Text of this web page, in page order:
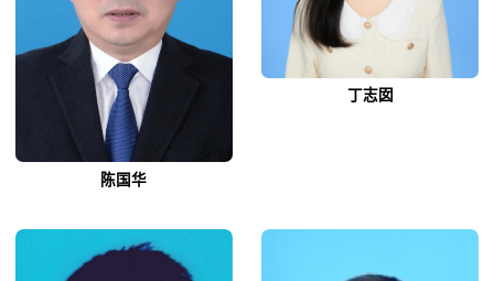
陈国华
丁志囡